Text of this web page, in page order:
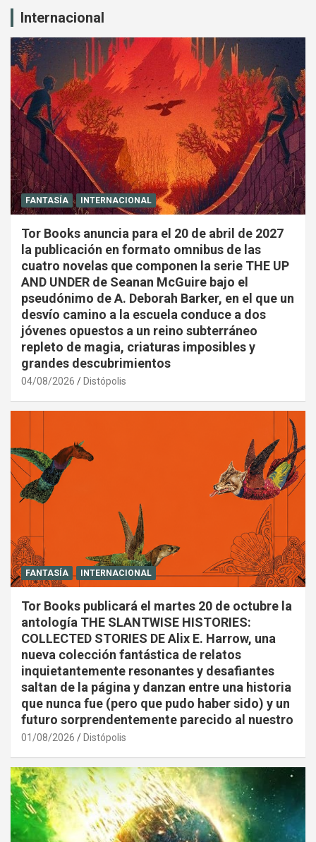
Internacional
FANTASÍA INTERNACIONAL
Tor Books anuncia para el 20 de abril de 2027
la publicación en formato omnibus de las
cuatro novelas que componen la serie THE UP
AND UNDER de Seanan McGuire bajo el
pseudónimo de A. Deborah Barker, en el que un
desvío camino a la escuela conduce a dos
jóvenes opuestos a un reino subterráneo
repleto de magia, criaturas imposibles y
grandes descubrimientos
04/08/2026 Distópolis
FANTASÍA INTERNACIONAL
Tor Books publicará el martes 20 de octubre la
antología THE SLANTWISE HISTORIES:
COLLECTED STORIES DE Alix E. Harrow, una
nueva colección fantástica de relatos
inquietantemente resonantes y desafiantes
saltan de la página y danzan entre una historia
que nunca fue (pero que pudo haber sido) y un
futuro sorprendentemente parecido al nuestro
01/08/2026 Distópolis